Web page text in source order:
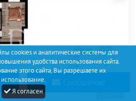
cookies и аналитические системы для
удобства использования сайта.
этого сайта, Вы разрешаете их
использование.
Я согласен
Продажа
Сообщение